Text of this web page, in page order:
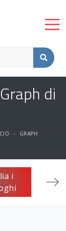
di
- GRAPH
i